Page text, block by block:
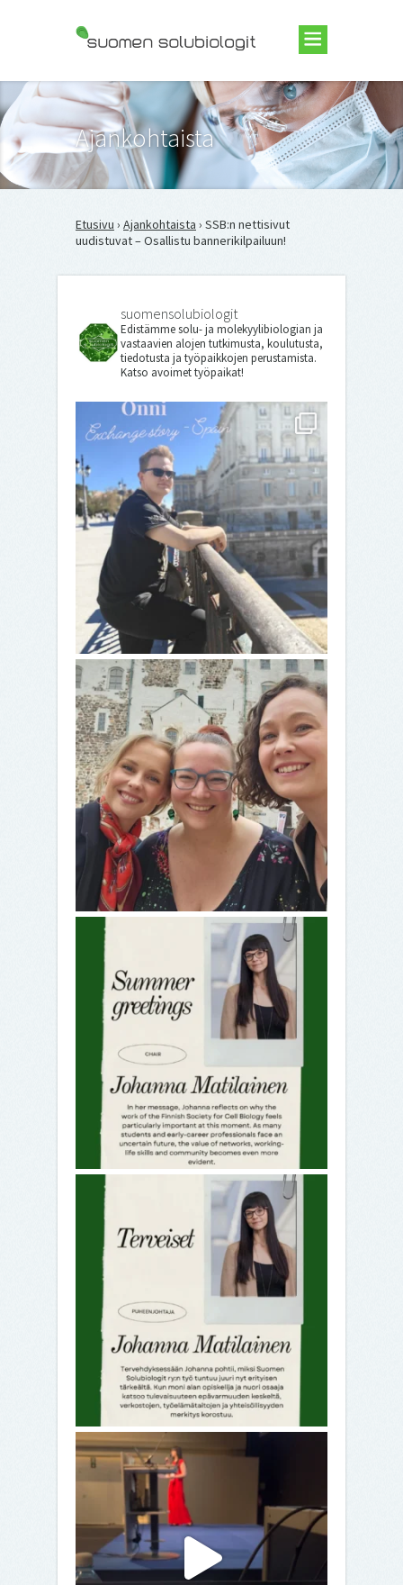
Suomen Solubiologit ry
Ajankohtaista
Etusivu › Ajankohtaista › SSB:n nettisivut
uudistuvat – Osallistu bannerikilpailuun!
suomensolubiologit
Edistämme solu- ja molekyylibiologian ja
vastaavien alojen tutkimusta, koulutusta,
tiedotusta ja työpaikkojen perustamista.
Katso avoimet työpaikat!